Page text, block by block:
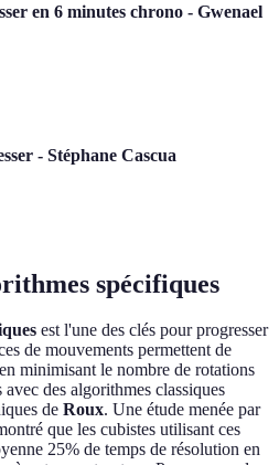
en 6 minutes chrono - Gwenael
- Stéphane Cascua
spécifiques
est l'une des clés pour progresser
de mouvements permettent de
minimisant le nombre de rotations
des algorithmes classiques
de Roux. Une étude menée par
que les cubistes utilisant ces
25% de temps de résolution en